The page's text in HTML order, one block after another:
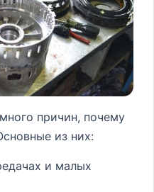
причин, почему
из них:
и малых